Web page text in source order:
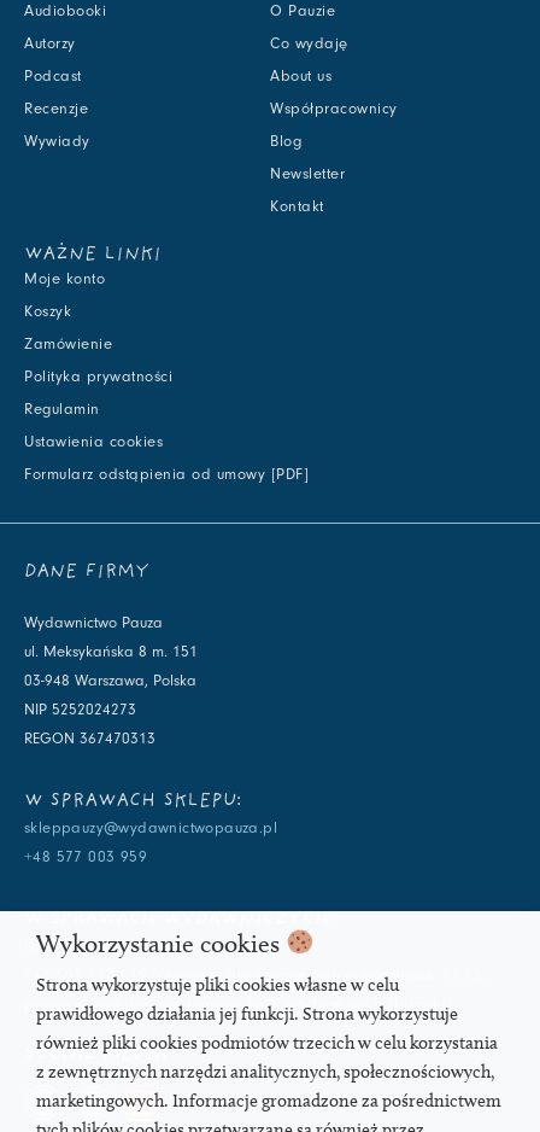
Audiobooki
Autorzy
Podcast
Recenzje
Wywiady
O Pauzie
Co wydaję
About us
Współpracownicy
Blog
Newsletter
Kontakt
WAŻNE LINKI
Moje konto
Koszyk
Zamówienie
Polityka prywatności
Regulamin
Ustawienia cookies
Formularz odstąpienia od umowy [PDF]
DANE FIRMY
Wydawnictwo Pauza
ul. Meksykańska 8 m. 151
03-948 Warszawa, Polska
NIP 5252024273
REGON 367470313
W SPRAWACH SKLEPU:
skleppauzy@wydawnictwopauza.pl
+48 577 003 959
info@wydawnictwopauza.pl
+48 501 177 119 (czynny w dni powszednie w godzinach 11-15,
proszę o wysłanie wiadomości SMS, gdybym nie odbierała)
SOCIAL MEDIA
Wykorzystanie cookies
Strona wykorzystuje pliki cookies własne w celu
prawidłowego działania jej funkcji. Strona wykorzystuje
również pliki cookies podmiotów trzecich w celu korzystania
z zewnętrznych narzędzi analitycznych, społecznościowych,
marketingowych. Informacje gromadzone za pośrednictwem